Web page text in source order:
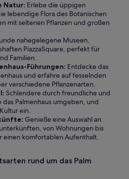
Natur: Erlebe die üppigen
lebendige Flora des Botanischen
mit seltenen Pflanzen und großen
nahegelegene Museen,
PiazzaSquare, perfekt für
Familien.
Führungen: Entdecke das
und erfahre auf fesselnden
verschiedene Pflanzenarten.
Schlendere durch freundliche und
Palmenhaus umgeben, und
ein.
Genieße eine Auswahl an
von Wohnungen bis
einen komfortablen Aufenthalt.
rund um das Palm